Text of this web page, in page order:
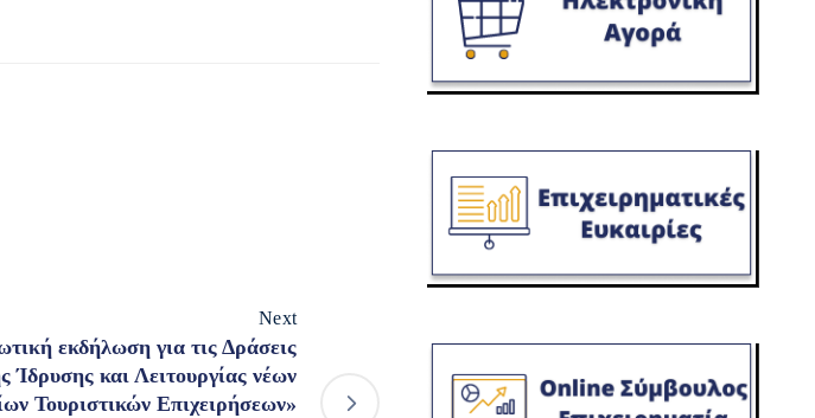
Next
εκδήλωση για τις Δράσεις
Ίδρυσης και Λειτουργίας νέων
Τουριστικών Επιχειρήσεων»